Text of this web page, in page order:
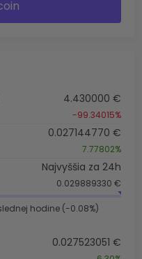
4.430000 €
-99.34015%
0.027144770 €
7.77802%
Najvyššia za 24h
0.029889330 €
hodine (-0.08%)
0.027523051 €